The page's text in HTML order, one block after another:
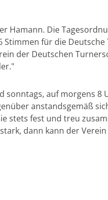
Hamann. Die
Stimmen für die
der Deutschen
sonntags, auf morgens 8
anstandsgemäß
stets fest und treu
dann kann der